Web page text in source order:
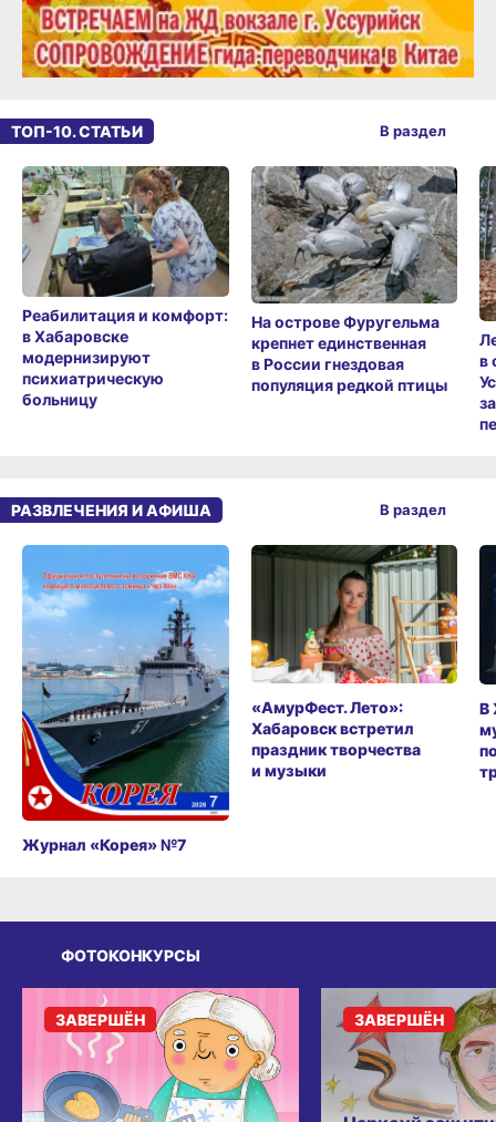
ТОП-10. СТАТЬИ
Реабилитация и комфорт:
в Хабаровске
модернизируют
психиатрическую
больницу
На острове Фуругельма
крепнет единственная
в России гнездовая
популяция редкой птицы
в
В раздел
РАЗВЛЕЧЕНИЯ И АФИША
Журнал «Корея» №7
«АмурФест. Лето»:
Хабаровск встретил
праздник творчества
и музыки
В
В раздел
ФОТОКОНКУРСЫ
ЗАВЕРШЁН ЗАВЕРШЁН